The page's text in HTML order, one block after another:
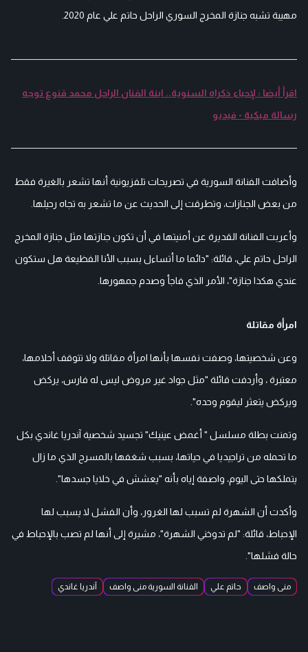
مهيبة تشبه جنازة المخرج السوري الراحل حاتم علي عام 2020.
اقرأ أيضا : لإحياء ذكراه السنوية.. ابنة الفنان الراحل محمد قنوع توجه
رسالة مبكية - فيديو
وأضافت الفنانة السورية في تصريحات تلفزيونية أنها تشعر بالغيرة فقط
من بعض الجنازات، وتطرقت إلى الحديث عن ما تشعر به تجاه رحيلها.
وأعربت الفنانة القديرة عن أمنيتها في أن تكون جنازتها مثل جنازة المخرج
الراحل حاتم علي، قائلة: "دائما ما أتساءل بسبب الأنا الفظيعة هل ستكون
عندي هكذا جنازة"، الأمر الذي فاجأ وصدم جمهورها.
امرأة مقاتلة
وعن شخصيتها، وصفت نفسها بأنها امرأة مقاتلة ولا تتوقف أحلامها،
معتبرة ، وأردفت قائلة "مثل جواد غير مروض ليس له فارس، يركض
ويركض يتعثر ليقوم وحده".
وتمنت بطلة مسلسل " أغمض عينيك" تجسيد شخصية آندريا غاندي بكل
ما تحمله من تراجيديا في حياتها، بسبب شغفها بالمسرح الذي ما زال
يتملكها حتى اليوم، واصفة إياه بأنه "يعشش في خلايا جسدها".
وأكدت أن الشهرة لم تسبب لها الغرور، وأن الفشل لا يسبب لها
الإحباط، قائلة: "لم تدوخني الشهرة"، مشيرة إلى أنها لم تصب بالإحباط في
حالة فشلها".
منى واصف حاتم علي الفنانة السورية منى واصف آندريا غاندي